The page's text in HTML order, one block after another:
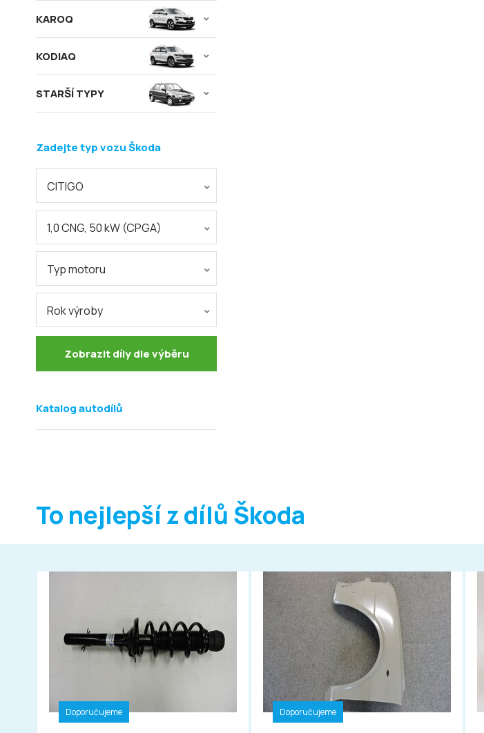
KAROQ
KODIAQ
STARŠÍ TYPY
Zadejte typ vozu Škoda
CITIGO
1,0 CNG, 50 kW (CPGA)
Typ motoru
Rok výroby
Zobrazit díly dle výběru
Katalog autodílů
To nejlepší z dílů Škoda
Doporučujeme Doporučujeme